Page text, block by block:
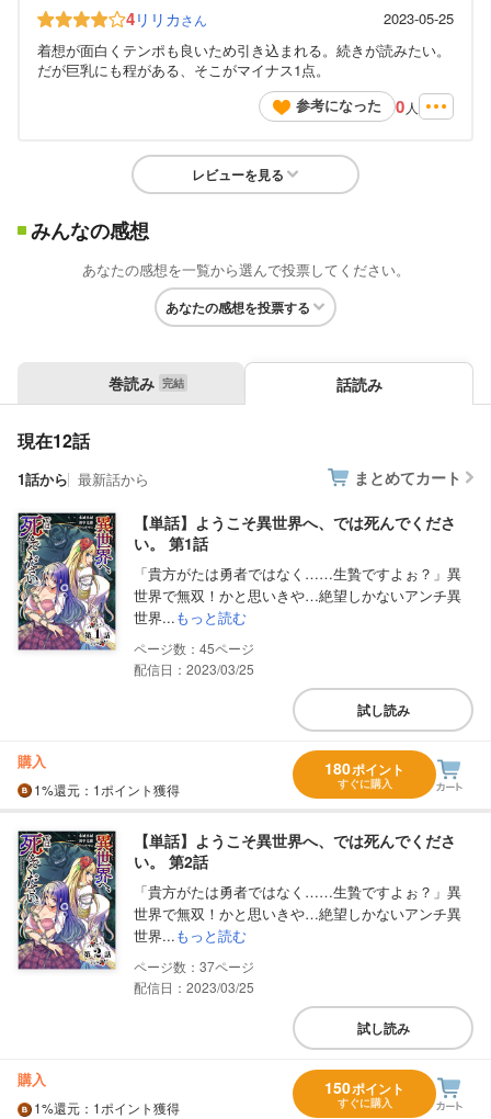
4リリカさん
2023-05-25
着想が面白くテンポも良いため引き込まれる。続きが読みたい。
だが巨乳にも程がある、そこがマイナス1点。
参考になった
0 人
レビューを見る
みんなの感想
あなたの感想を一覧から選んで投票してください。
あなたの感想を投票する
巻読み 話読み
現在12話
1話から 最新話から まとめてカート
【単話】ようこそ異世界へ、では死んでくださ
い。 第1話
「貴方がたは勇者ではなく……生贄ですよぉ？」異
世界で無双！かと思いきや…絶望しかないアンチ異
世界...もっと読む
45
配信日：2023/03/25
試し読み
購入
1%還元 ：1ポイント獲得
180ポイント
すぐに購入
【単話】ようこそ異世界へ、では死んでくださ
い。 第2話
「貴方がたは勇者ではなく……生贄ですよぉ？」異
世界で無双！かと思いきや…絶望しかないアンチ異
世界...もっと読む
37
配信日：2023/03/25
試し読み
購入
1%還元 ：1ポイント獲得
150ポイント
すぐに購入